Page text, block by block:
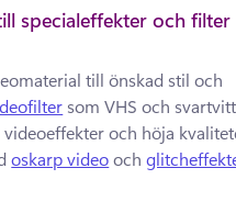
specialeffekter och filter
till önskad stil och
videoeffekter och höja
oskarp video och